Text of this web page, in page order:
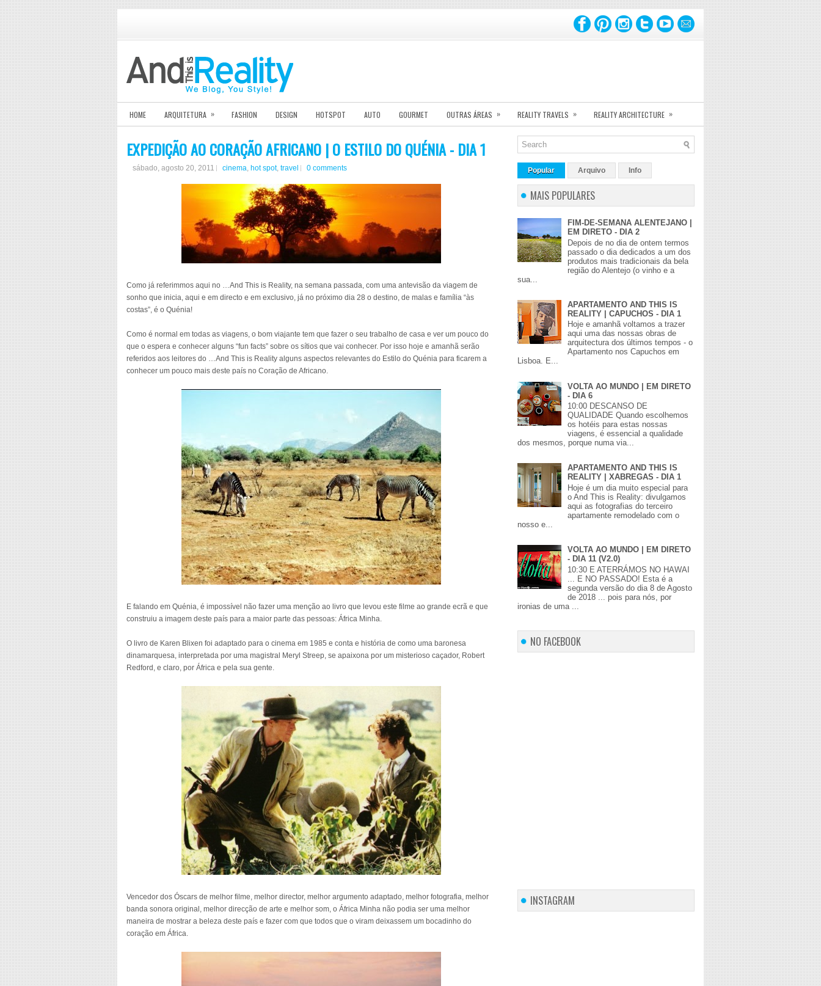
HOME ARQUITETURA » FASHION DESIGN HOTSPOT AUTO GOURMET OUTRAS ÁREAS » REALITY TRAVELS » REALITY ARCHITECTURE »
EXPEDIÇÃO AO CORAÇÃO AFRICANO | O ESTILO DO QUÉNIA - DIA 1
sábado, agosto 20, 2011 cinema, hot spot, travel 0 comments
Como já referimmos aqui no …And This is Reality, na semana passada, com uma antevisão da viagem de
sonho que inicia, aqui e em directo e em exclusivo, já no próximo dia 28 o destino, de malas e família “às
costas”, é o Quénia!
Como é normal em todas as viagens, o bom viajante tem que fazer o seu trabalho de casa e ver um pouco do
que o espera e conhecer alguns “fun facts” sobre os sítios que vai conhecer. Por isso hoje e amanhã serão
referidos aos leitores do …And This is Reality alguns aspectos relevantes do Estilo do Quénia para ficarem a
conhecer um pouco mais deste país no Coração de Africano.
E falando em Quénia, é impossível não fazer uma menção ao livro que levou este filme ao grande ecrã e que
construiu a imagem deste país para a maior parte das pessoas: África Minha.
O livro de Karen Blixen foi adaptado para o cinema em 1985 e conta e história de como uma baronesa
dinamarquesa, interpretada por uma magistral Meryl Streep, se apaixona por um misterioso caçador, Robert
Redford, e claro, por África e pela sua gente.
Vencedor dos Óscars de melhor filme, melhor director, melhor argumento adaptado, melhor fotografia, melhor
banda sonora original, melhor direcção de arte e melhor som, o África Minha não podia ser uma melhor
maneira de mostrar a beleza deste país e fazer com que todos que o viram deixassem um bocadinho do
coração em África.
Popular Arquivo Info
MAIS POPULARES
FIM-DE-SEMANA ALENTEJANO |
EM DIRETO - DIA 2
Depois de no dia de ontem termos
passado o dia dedicados a um dos
produtos mais tradicionais da bela
região do Alentejo (o vinho e a
sua...
APARTAMENTO AND THIS IS
REALITY | CAPUCHOS - DIA 1
Hoje e amanhã voltamos a trazer
aqui uma das nossas obras de
arquitectura dos últimos tempos - o
Apartamento nos Capuchos em
Lisboa. E...
VOLTA AO MUNDO | EM DIRETO
- DIA 6
10:00 DESCANSO DE
QUALIDADE Quando escolhemos
os hotéis para estas nossas
viagens, é essencial a qualidade
dos mesmos, porque numa via...
APARTAMENTO AND THIS IS
REALITY | XABREGAS - DIA 1
Hoje é um dia muito especial para
o And This is Reality: divulgamos
aqui as fotografias do terceiro
apartamente remodelado com o
nosso e...
VOLTA AO MUNDO | EM DIRETO
- DIA 11 (V2.0)
10:30 E ATERRÁMOS NO HAWAI
... E NO PASSADO! Esta é a
segunda versão do dia 8 de Agosto
de 2018 ... pois para nós, por
ironias de uma ...
NO FACEBOOK
INSTAGRAM